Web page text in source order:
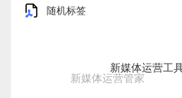
随机标签
新媒体运营管家
新媒体运营工具